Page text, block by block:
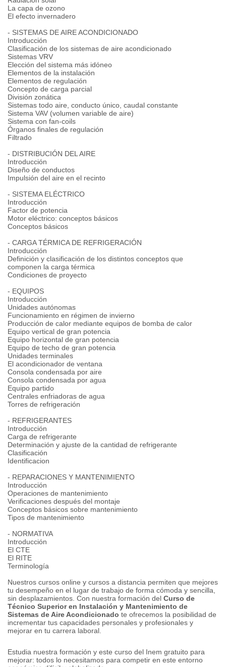
La capa de ozono
El efecto invernadero
- SISTEMAS DE AIRE ACONDICIONADO
Introducción
Clasificación de los sistemas de aire acondicionado
Sistemas VRV
Elección del sistema más idóneo
Elementos de la instalación
Elementos de regulación
Concepto de carga parcial
División zonática
Sistemas todo aire, conducto único, caudal constante
Sistema VAV (volumen variable de aire)
Sistema con fan-coils
Órganos finales de regulación
Filtrado
- DISTRIBUCIÓN DEL AIRE
Introducción
Diseño de conductos
Impulsión del aire en el recinto
- SISTEMA ELÉCTRICO
Introducción
Factor de potencia
Motor eléctrico: conceptos básicos
Conceptos básicos
- CARGA TÉRMICA DE REFRIGERACIÓN
Introducción
Definición y clasificación de los distintos conceptos que
componen la carga térmica
Condiciones de proyecto
- EQUIPOS
Introducción
Unidades autónomas
Funcionamiento en régimen de invierno
Producción de calor mediante equipos de bomba de calor
Equipo vertical de gran potencia
Equipo horizontal de gran potencia
Equipo de techo de gran potencia
Unidades terminales
El acondicionador de ventana
Consola condensada por aire
Consola condensada por agua
Equipo partido
Centrales enfriadoras de agua
Torres de refrigeración
- REFRIGERANTES
Introducción
Carga de refrigerante
Determinación y ajuste de la cantidad de refrigerante
Clasificación
Identificacion
- REPARACIONES Y MANTENIMIENTO
Introducción
Operaciones de mantenimiento
Verificaciones después del montaje
Conceptos básicos sobre mantenimiento
Tipos de mantenimiento
- NORMATIVA
Introducción
El CTE
El RITE
Terminología
Nuestros cursos online y cursos a distancia permiten que mejores
tu desempeño en el lugar de trabajo de forma cómoda y sencilla,
sin desplazamientos. Con nuestra formación del Curso de
Técnico Superior en Instalación y Mantenimiento de
Sistemas de Aire Acondicionado te ofrecemos la posibilidad de
incrementar tus capacidades personales y profesionales y
mejorar en tu carrera laboral.
Estudia nuestra formación y este curso del Inem gratuito para
mejorar: todos lo necesitamos para competir en este entorno